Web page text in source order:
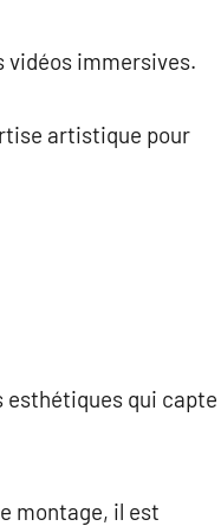
vidéos immersives.
artistique pour
esthétiques qui capte
montage, il est